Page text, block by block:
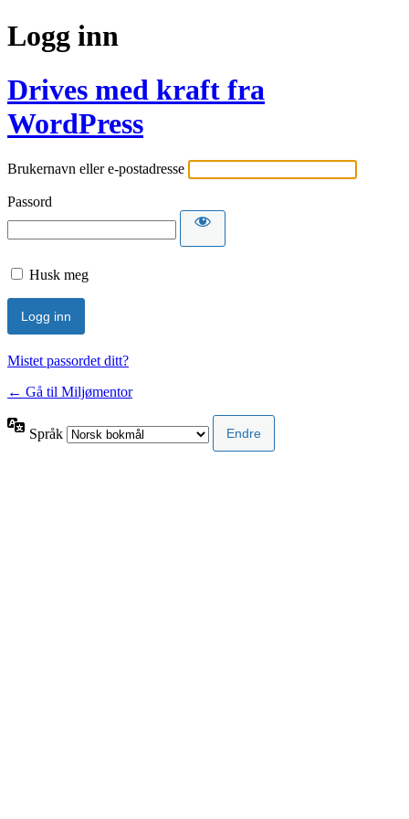
Logg inn
Drives med kraft fra
WordPress
Brukernavn eller e-postadresse
Passord
Husk meg
Mistet passordet ditt?
← Gå til Miljømentor
Språk